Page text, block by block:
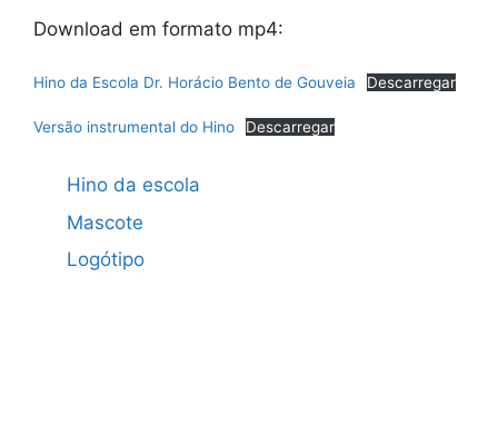
Download em formato mp4:
Hino da Escola Dr. Horácio Bento de Gouveia Descarregar
Versão instrumental do Hino Descarregar
Hino da escola
Mascote
Logótipo